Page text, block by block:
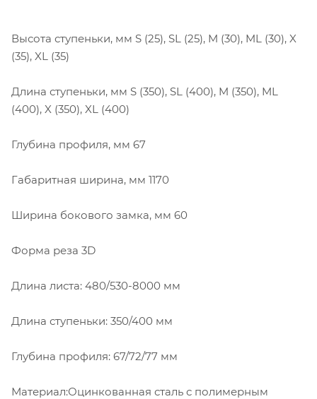
Высота ступеньки, мм S (25), SL (25), M (30), ML (30), X
(35), XL (35)
Длина ступеньки, мм S (350), SL (400), M (350), ML
(400), X (350), XL (400)
Глубина профиля, мм 67
Габаритная ширина, мм 1170
Ширина бокового замка, мм 60
Форма реза 3D
Длина листа: 480/530-8000 мм
Длина ступеньки: 350/400 мм
Глубина профиля: 67/72/77 мм
Материал:Оцинкованная сталь с полимерным